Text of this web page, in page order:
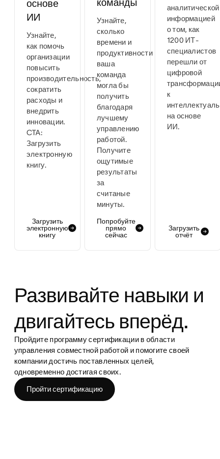
основе
ИИ
Узнайте,
как помочь
организации
повысить
производительность,
сократить
расходы и
внедрить
инновации.
CTA:
Загрузить
электронную
книгу.
Загрузить
электронную
книгу
команды
Узнайте,
сколько
времени и
продуктивности
ваша
команда
могла бы
получить
благодаря
лучшему
управлению
работой.
Получите
ощутимые
результаты
за
считаные
минуты.
Попробуйте
прямо
сейчас
аналитической
информацией
о том, как
1200 ИТ-
специалистов
перешли от
цифровой
к
на основе
ИИ.
Загрузить
отчёт
Развивайте навыки и
двигайтесь вперёд.
Пройдите программу сертификации в области
управления совместной работой и помогите своей
компании достичь поставленных целей,
одновременно достигая своих.
Пройти сертификацию